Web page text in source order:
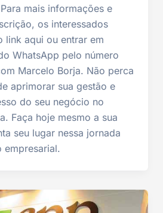
mais informações e
os interessados
link aqui ou entrar em
WhatsApp pelo número
Marcelo Borja. Não perca
aprimorar sua gestão e
do seu negócio no
Faça hoje mesmo a sua
seu lugar nessa jornada
empresarial.